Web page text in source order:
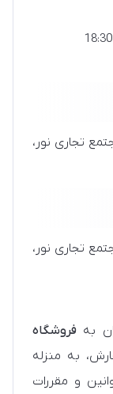
تجاری نور،
تجاری نور،
به فروشگاه
به منزله
و مقررات